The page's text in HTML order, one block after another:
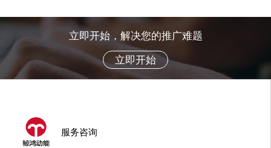
立即开始，解决您的推广难题
立即开始
服务咨询